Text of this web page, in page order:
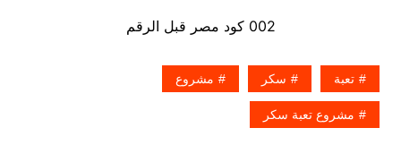
002 كود مصر قبل الرقم
تعبة سكر مشروع
مشروع تعبة سكر